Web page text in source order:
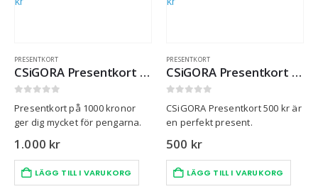
PRESENTKORT
CSiGORA Presentkort 1000 kr
Presentkort på 1000 kronor
ger dig mycket för pengarna.
1.000 kr
LÄGG TILL I VARUKORG
PRESENTKORT
CSiGORA Presentkort 500 kr
CSiGORA Presentkort 500 kr är
en perfekt present.
500 kr
LÄGG TILL I VARUKORG